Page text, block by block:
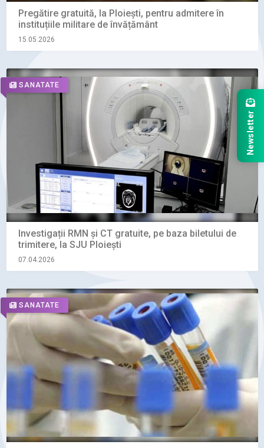
Pregătire gratuită, la Ploiești, pentru admitere în
instituțiile militare de învățământ
15.05.2026
SANATATE
Investigații RMN și CT gratuite, pe baza biletului de
trimitere, la SJU Ploiești
07.04.2026
SANATATE
Newsletter